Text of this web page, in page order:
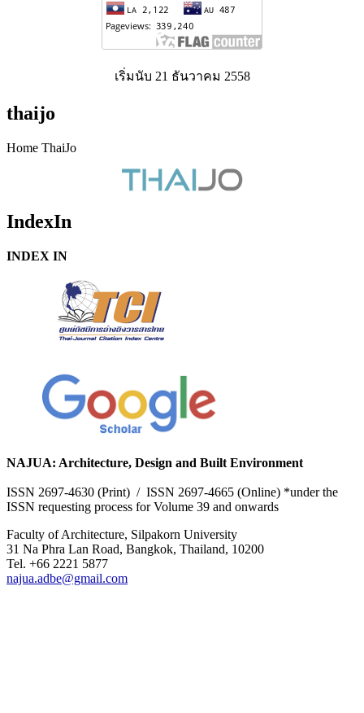
เริ่มนับ 21 ธันวาคม 2558
thaijo
Home ThaiJo
IndexIn
INDEX IN
NAJUA: Architecture, Design and Built Environment
ISSN 2697-4630 (Print) / ISSN 2697-4665 (Online) *under the
ISSN requesting process for Volume 39 and onwards
Faculty of Architecture, Silpakorn University
31 Na Phra Lan Road, Bangkok, Thailand, 10200
Tel. +66 2221 5877
najua.adbe@gmail.com